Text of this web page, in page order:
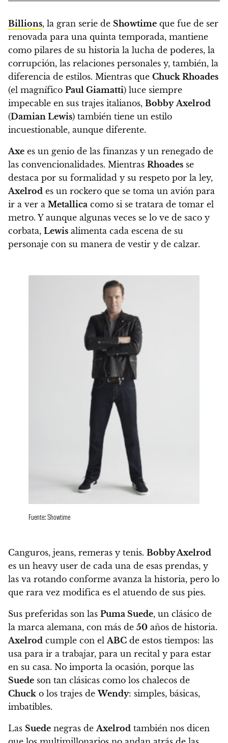
Billions, la gran serie de Showtime que fue de ser
renovada para una quinta temporada, mantiene
como pilares de su historia la lucha de poderes, la
corrupción, las relaciones personales y, también, la
diferencia de estilos. Mientras que Chuck Rhoades
(el magnífico Paul Giamatti) luce siempre
impecable en sus trajes italianos, Bobby Axelrod
(Damian Lewis) también tiene un estilo
incuestionable, aunque diferente.
Axe es un genio de las finanzas y un renegado de
las convencionalidades. Mientras Rhoades se
destaca por su formalidad y su respeto por la ley,
Axelrod es un rockero que se toma un avión para
ir a ver a Metallica como si se tratara de tomar el
metro. Y aunque algunas veces se lo ve de saco y
corbata, Lewis alimenta cada escena de su
personaje con su manera de vestir y de calzar.
Fuente: Showtime
Canguros, jeans, remeras y tenis. Bobby Axelrod
es un heavy user de cada una de esas prendas, y
las va rotando conforme avanza la historia, pero lo
que rara vez modifica es el atuendo de sus pies.
Sus preferidas son las Puma Suede, un clásico de
la marca alemana, con más de 50 años de historia.
Axelrod cumple con elABC de estos tiempos: las
usa para ir a trabajar, para un recital y para estar
en su casa. No importa la ocasión, porque las
Suede son tan clásicas como los chalecos de
Chuck o los trajes deWendy: simples, básicas,
imbatibles.
Las Suede negras deAxelrod también nos dicen